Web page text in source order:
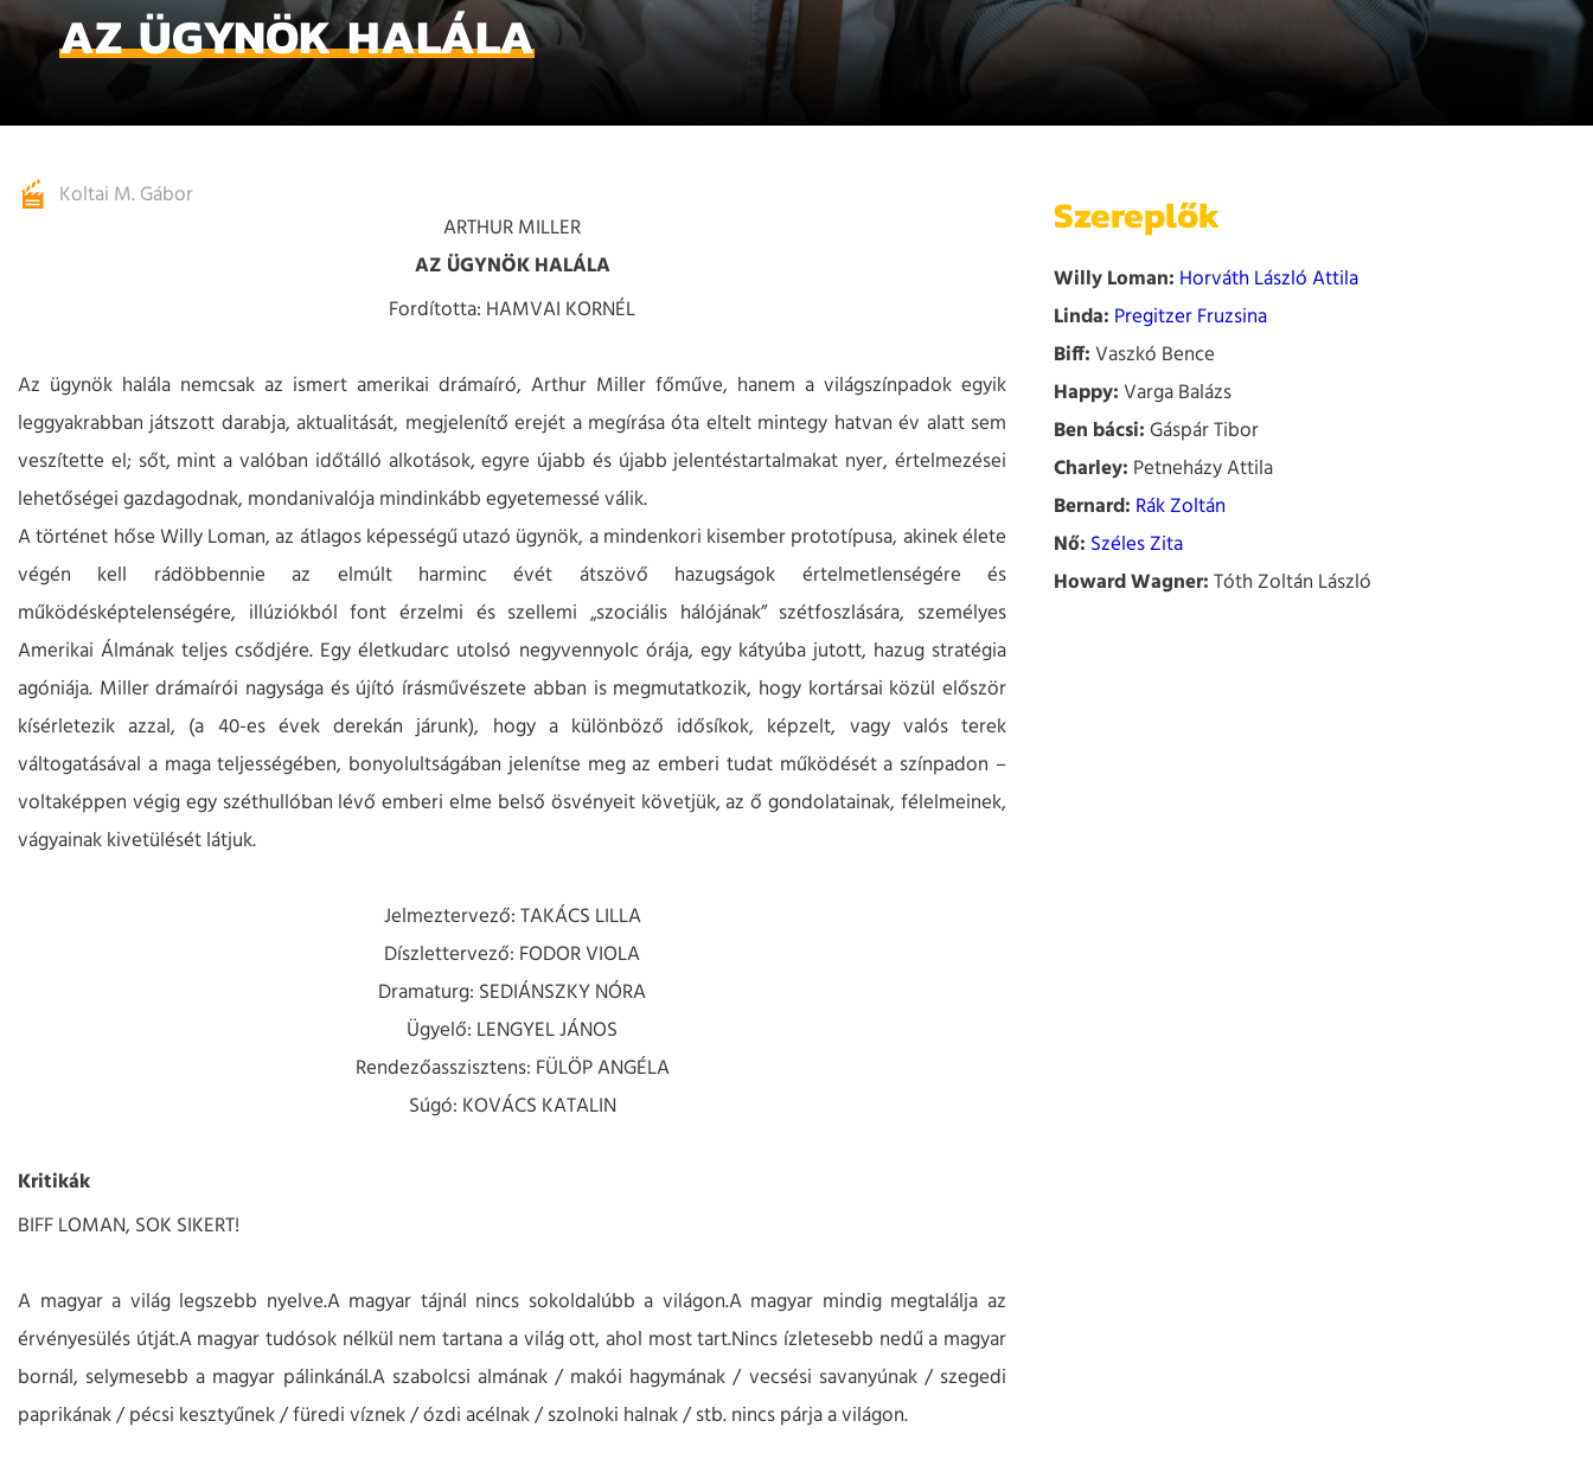
AZ ÜGYNÖK HALÁLA
Koltai M. Gábor
ARTHUR MILLER
AZ ÜGYNÖK HALÁLA
Fordította: HAMVAI KORNÉL
Az ügynök halála nemcsak az ismert amerikai drámaíró, Arthur Miller főműve, hanem a világszínpadok egyik
leggyakrabban játszott darabja, aktualitását, megjelenítő erejét a megírása óta eltelt mintegy hatvan év alatt sem
veszítette el; sőt, mint a valóban időtálló alkotások, egyre újabb és újabb jelentéstartalmakat nyer, értelmezései
lehetőségei gazdagodnak, mondanivalója mindinkább egyetemessé válik.
A történet hőse Willy Loman, az átlagos képességű utazó ügynök, a mindenkori kisember prototípusa, akinek élete
végén kell rádöbbennie az elmúlt harminc évét átszövő hazugságok értelmetlenségére és
működésképtelenségére, illúziókból font érzelmi és szellemi „szociális hálójának” szétfoszlására, személyes
Amerikai Álmának teljes csődjére. Egy életkudarc utolsó negyvennyolc órája, egy kátyúba jutott, hazug stratégia
agóniája. Miller drámaírói nagysága és újító írásművészete abban is megmutatkozik, hogy kortársai közül először
kísérletezik azzal, (a 40-es évek derekán járunk), hogy a különböző idősíkok, képzelt, vagy valós terek
váltogatásával a maga teljességében, bonyolultságában jelenítse meg az emberi tudat működését a színpadon –
voltaképpen végig egy széthullóban lévő emberi elme belső ösvényeit követjük, az ő gondolatainak, félelmeinek,
vágyainak kivetülését látjuk.
Jelmeztervező: TAKÁCS LILLA
Díszlettervező: FODOR VIOLA
Dramaturg: SEDIÁNSZKY NÓRA
Ügyelő: LENGYEL JÁNOS
Rendezőasszisztens: FÜLÖP ANGÉLA
Súgó: KOVÁCS KATALIN
Kritikák
BIFF LOMAN, SOK SIKERT!
A magyar a világ legszebb nyelve.A magyar tájnál nincs sokoldalúbb a világon.A magyar mindig megtalálja az
érvényesülés útját.A magyar tudósok nélkül nem tartana a világ ott, ahol most tart.Nincs ízletesebb nedű a magyar
bornál, selymesebb a magyar pálinkánál.A szabolcsi almának / makói hagymának / vecsési savanyúnak / szegedi
paprikának / pécsi kesztyűnek / füredi víznek / ózdi acélnak / szolnoki halnak / stb. nincs párja a világon.
Szereplők
Willy Loman: Horváth László Attila
Linda: Pregitzer Fruzsina
Biff:Vaszkó Bence
Happy:Varga Balázs
Ben bácsi:Gáspár Tibor
Charley: Petneházy Attila
Bernard: Rák Zoltán
Nő: Széles Zita
Howard Wagner:Tóth Zoltán László